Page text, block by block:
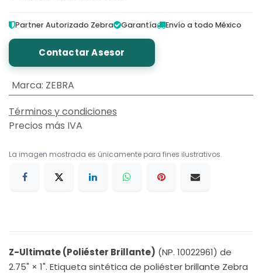
Partner Autorizado Zebra Garantía Envío a todo México
Contactar Asesor
Marca: ZEBRA
Términos y condiciones
Precios más IVA
La imagen mostrada es únicamente para fines ilustrativos.
Z-Ultimate (Poliéster Brillante) (NP. 10022961) de
2.75" × 1". Etiqueta sintética de poliéster brillante Zebra